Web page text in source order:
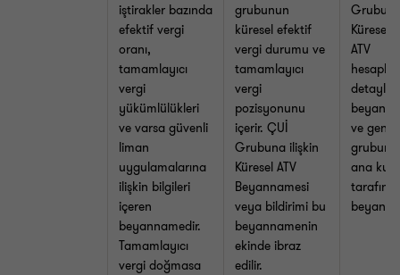
iştirakler bazında
efektif vergi
oranı,
tamamlayıcı
vergi
yükümlülükleri
ve varsa güvenli
liman
uygulamalarına
ilişkin bilgileri
içeren
beyannamedir.
Tamamlayıcı
vergi doğmasa
grubunun
küresel efektif
vergi durumu ve
tamamlayıcı
vergi
pozisyonunu
içerir. ÇUİ
Grubuna ilişkin
Küresel ATV
Beyannamesi
veya bildirimi bu
beyannamenin
ekinde ibraz
edilir.
Küresel
ATV
ve
grubun
ana
beyan